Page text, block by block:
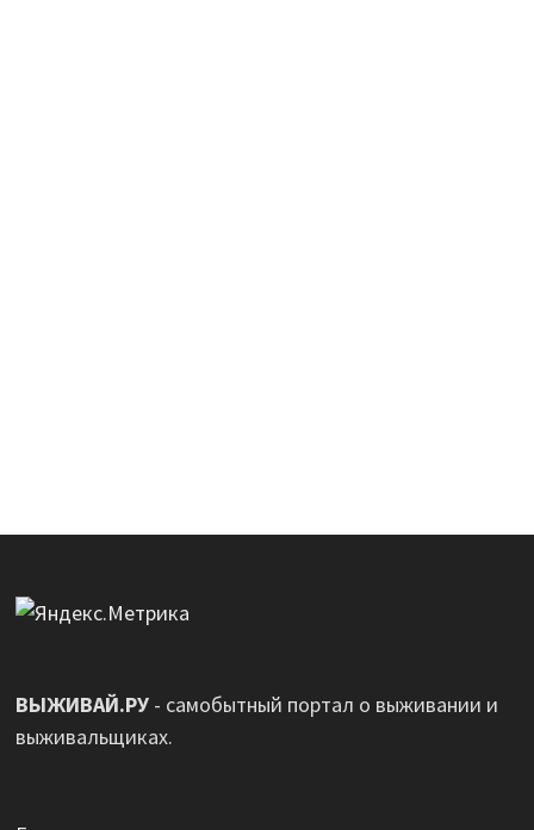
ВЫЖИВАЙ.РУ- самобытный портал о выживании и
выживальщиках.